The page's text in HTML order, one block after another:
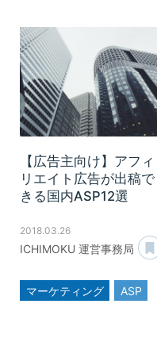
【広告主向け】アフィ
リエイト広告が出稿で
きる国内ASP12選
2018.03.26
ICHIMOKU 運営事務局
マーケティング
ASP